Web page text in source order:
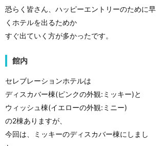
恐らく皆さん、ハッピーエントリーのために早
くホテルを出るためか
すぐ出ていく方が多かったです。
館内
セレブレーションホテルは
ディスカバー棟(ピンクの外観:ミッキー)と
ウィッシュ棟(イエローの外観:ミニー)
の2棟ありますが、
今回は、ミッキーのディスカバー棟にしまし